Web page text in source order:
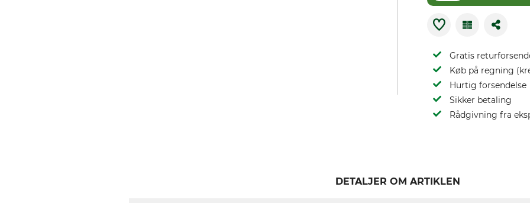
Gratis
Køb på regning
Hurtig forsendelse
Sikker betaling
Rådgivning fra
DETALJER OM ARTIKLEN